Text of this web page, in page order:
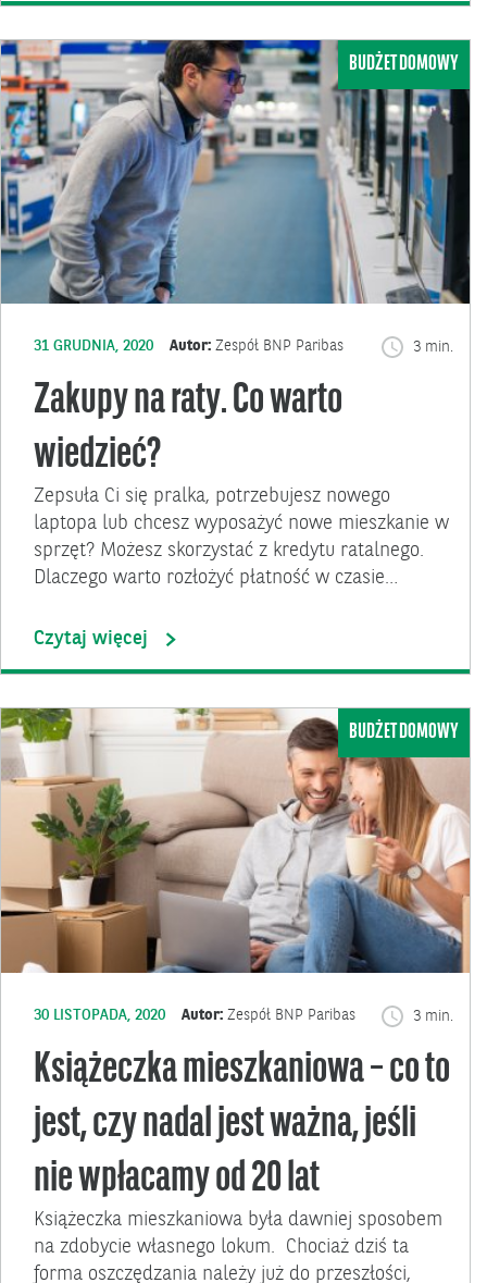
BUDŻET DOMOWY
31 GRUDNIA, 2020 Autor: Zespół BNP Paribas 3 min.
Zakupy na raty. Co warto
wiedzieć?
Zepsuła Ci się pralka, potrzebujesz nowego
laptopa lub chcesz wyposażyć nowe mieszkanie w
sprzęt? Możesz skorzystać z kredytu ratalnego.
Dlaczego warto rozłożyć płatność w czasie…
Czytaj więcej
BUDŻET DOMOWY
30 LISTOPADA, 2020 Autor: Zespół BNP Paribas 3 min.
Książeczka mieszkaniowa – co to
jest, czy nadal jest ważna, jeśli
nie wpłacamy od 20 lat
Książeczka mieszkaniowa była dawniej sposobem
na zdobycie własnego lokum. Chociaż dziś ta
forma oszczędzania należy już do przeszłości,